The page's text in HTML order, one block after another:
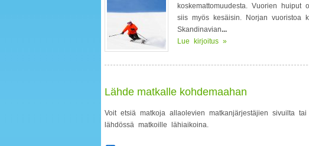
koskemattomuudesta. Vuorien
siis myös kesäisin. Norjan vuoristoa
Skandinavian...
Lue kirjoitus »
Lähde matkalle kohdemaahan
Voit etsiä matkoja allaolevien matkanjärjestäjien sivuilta tai
lähdössä matkoille lähiaikoina.